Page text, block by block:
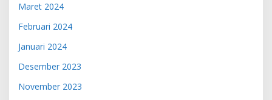
Maret 2024
Februari 2024
Januari 2024
Desember 2023
November 2023